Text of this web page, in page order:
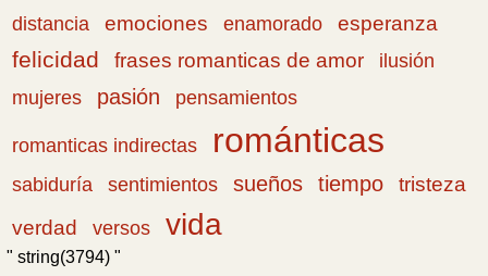
distancia emociones enamorado esperanza
felicidad frases romanticas de amor
ilusión
mujeres
pasión pensamientos
romanticas indirectas románticas
sabiduría sentimientos sueños tiempo
tristeza
verdad
versos vida
" string(3794) "